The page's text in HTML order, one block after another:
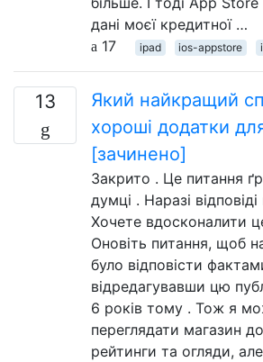
дані моєї кредитної …
17
ipad ios-appstore
13
Який найкращий
хороші додатки
[зачинено]
Закрито . Це питання
думці . Наразі
Хочете вдосконалити
Оновіть питання, щоб
було відповісти
відредагувавши цю
6 років тому . Тож я
переглядати магазин
рейтинги та огляди,